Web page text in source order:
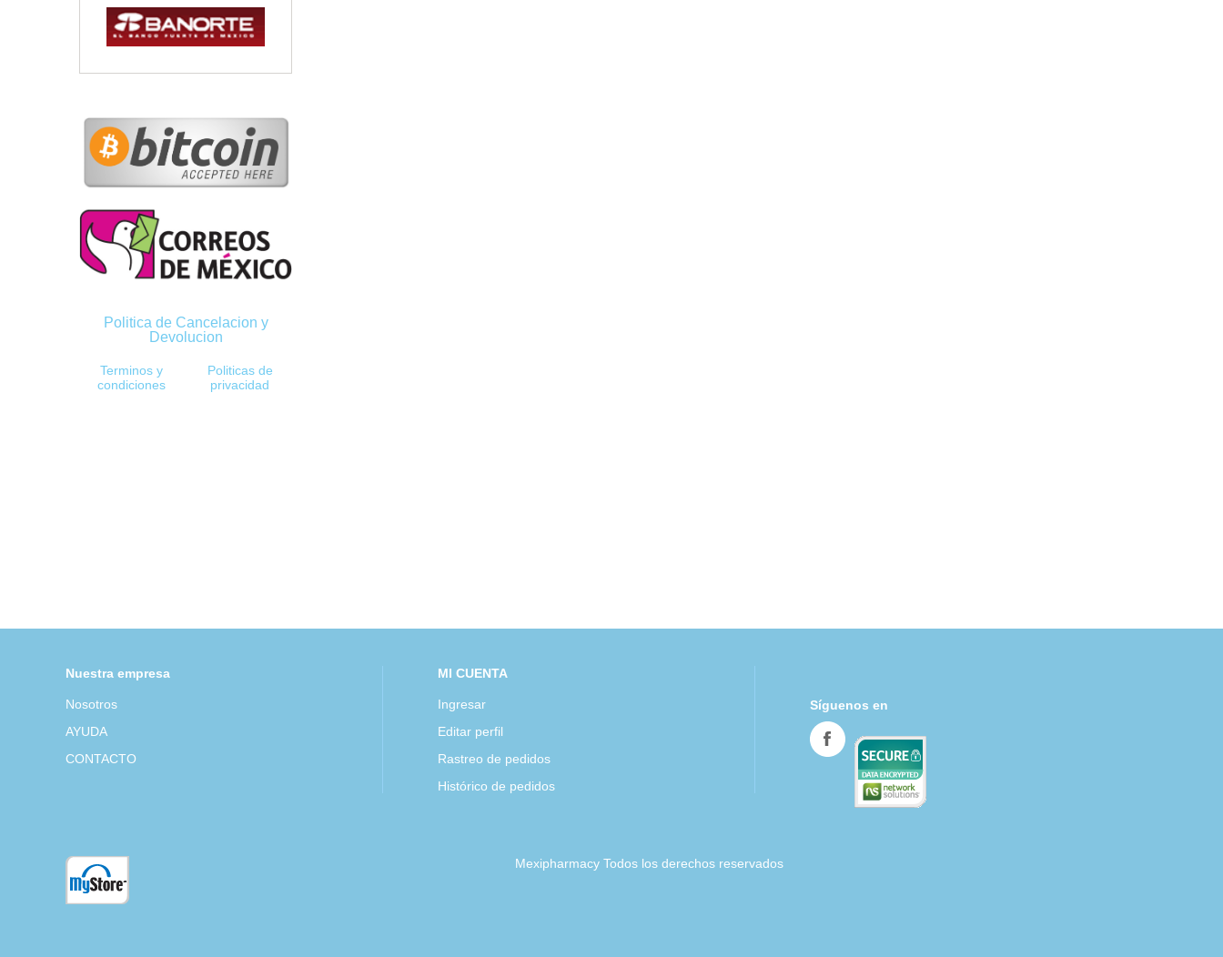
Politica de Cancelacion y
Devolucion
Terminos y
condiciones
Politicas de
privacidad
Nuestra empresa
Nosotros
AYUDA
CONTACTO
MI CUENTA
Ingresar
Editar perfil
Rastreo de pedidos
Histórico de pedidos
Síguenos en
Mexipharmacy Todos los derechos reservados